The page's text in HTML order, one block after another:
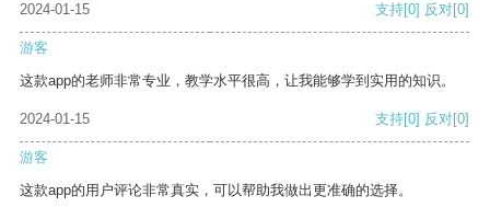
2024-01-15
支持[0] 反对[0]
游客
这款app的老师非常专业，教学水平很高，让我能够学到实用的知识。
2024-01-15 支持[0] 反对[0]
游客
这款app的用户评论非常真实，可以帮助我做出更准确的选择。